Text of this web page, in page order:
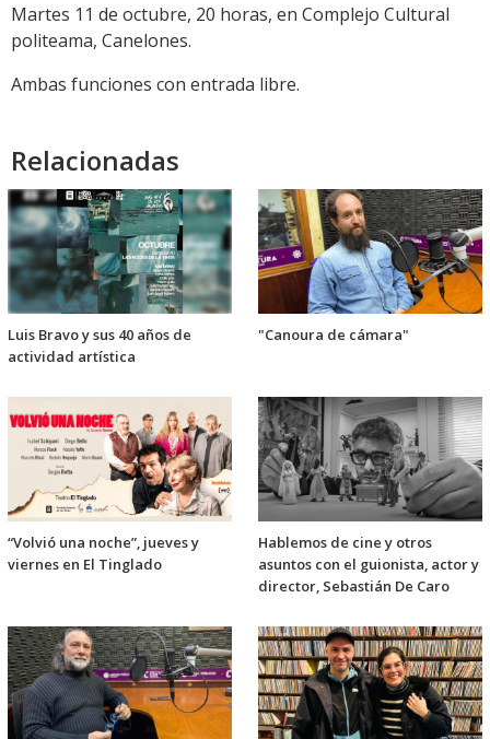
Martes 11 de octubre, 20 horas, en Complejo Cultural
politeama, Canelones.
Ambas funciones con entrada libre.
Relacionadas
Luis Bravo y sus 40 años de
actividad artística
"Canoura de cámara"
“Volvió una noche”, jueves y
viernes en El Tinglado
Hablemos de cine y otros
asuntos con el guionista, actor y
director, Sebastián De Caro